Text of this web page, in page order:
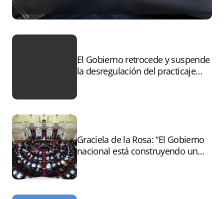
El Gobierno retrocede y suspende
la desregulación del practicaje
Graciela de la Rosa: “El Gobierno
nacional está construyendo un